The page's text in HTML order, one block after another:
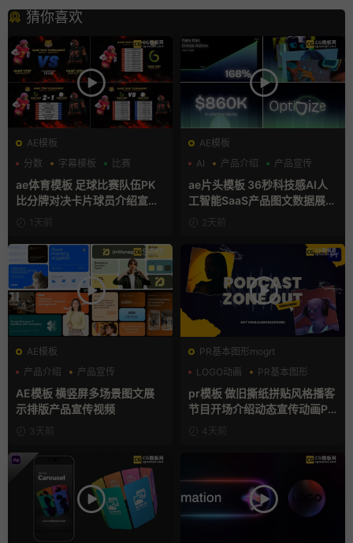
猜你喜欢
AE模板
分数
字幕模板 比赛
ae体育模板 足球比赛队伍PK
比分牌对决卡片球员介绍宣传
视频AE模板
1天前
AE模板
AI
产品介绍 产品宣传
ae片头模板 36秒科技感AI人
工智能SaaS产品图文数据展示
宣传视频AE模板
2天前
AE模板
产品介绍
产品宣传
产品展示
AE模板 横竖屏多场景图文展
示排版产品宣传视频
3天前
PR基本图形mogrt
LOGO动画
PR基本图形
复古风
pr模板 做旧撕纸拼贴风格播客
节目开场介绍动态宣传动画PR
模版4天前